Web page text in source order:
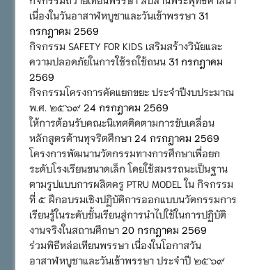
เนื่องในวันอาสาฬหบูชาและวันเข้าพรรษา 31
กรกฎาคม 2569
กิจกรรม SAFETY FOR KIDS เสริมสร้างวินัยและ
ความปลอดภัยในการใช้รถใช้ถนน 31 กรกฎาคม
2569
กิจกรรมโครงการคัดแยกขยะ ประจำปีงบประมาณ
พ.ศ. ๒๕๖๙ 24 กรกฎาคม 2569
ให้การต้อนรับคณะนิเทศติดตามการขับเคลื่อน
หลักสูตรต้านทุจริตศึกษา 24 กรกฎาคม 2569
โครงการพัฒนานวัตกรรมทางการศึกษาเพื่อยก
ระดับโรงเรียนขนาดเล็ก โดยใช้สมรรถนะเป็นฐาน
ตามรูปแบบการผลิตครู PTRU MODEL ใน กิจกรรม
ที่ ๕ ฝึกอบรมเชิงปฏิบัติการออกแบบนวัตกรรมการ
เรียนรู้ในระดับชั้นเรียนสู่การนำไปใช้ในการปฏิบัติ
งานจริงในสถานศึกษา 20 กรกฎาคม 2569
ร่วมพิธีหล่อเทียนพรรษา เนื่องในโอกาสวัน
อาสาฬหบูชาและวันเข้าพรรษา ประจำปี ๒๕๖๙